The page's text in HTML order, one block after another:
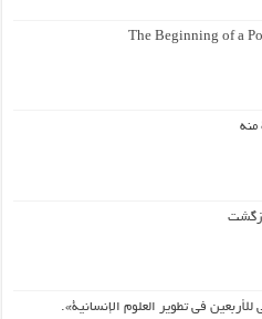
The Beginning of a
منه
للأربعين في تطوير العلوم الإنسانية».